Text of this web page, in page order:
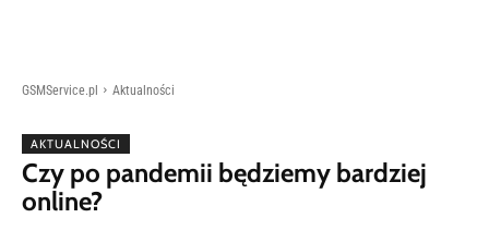
GSMService.pl Aktualności
AKTUALNOŚCI
Czy po pandemii będziemy bardziej
online?